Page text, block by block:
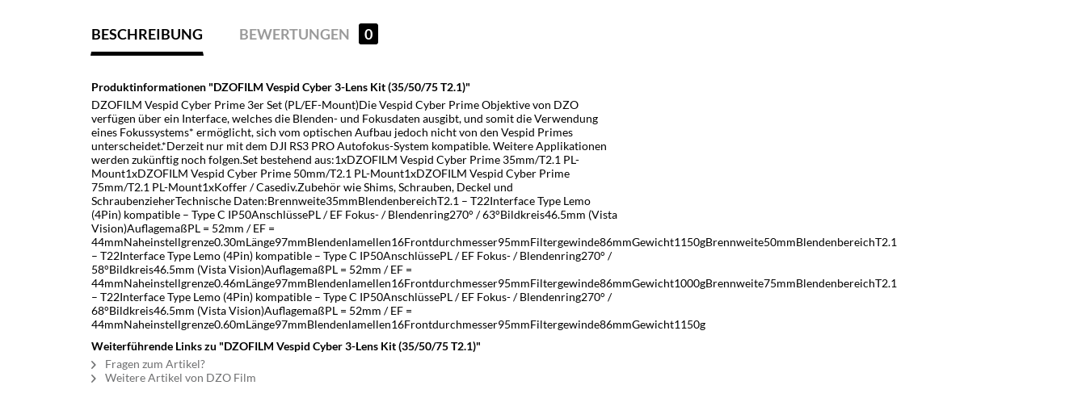
BESCHREIBUNG BEWERTUNGEN 0
Produktinformationen "DZOFILM Vespid Cyber 3-Lens Kit (35/50/75 T2.1)"
DZOFILM Vespid Cyber Prime 3er Set (PL/EF-Mount)Die Vespid Cyber Prime Objektive von DZO
verfügen über ein Interface, welches die Blenden- und Fokusdaten ausgibt, und somit die Verwendung
eines Fokussystems* ermöglicht, sich vom optischen Aufbau jedoch nicht von den Vespid Primes
unterscheidet.*Derzeit nur mit dem DJI RS3 PRO Autofokus-System kompatible. Weitere Applikationen
werden zukünftig noch folgen.Set bestehend aus:1xDZOFILM Vespid Cyber Prime 35mm/T2.1 PL-
Mount1xDZOFILM Vespid Cyber Prime 50mm/T2.1 PL-Mount1xDZOFILM Vespid Cyber Prime
75mm/T2.1 PL-Mount1xKoffer / Casediv.Zubehör wie Shims, Schrauben, Deckel und
SchraubenzieherTechnische Daten:Brennweite35mmBlendenbereichT2.1 – T22Interface Type Lemo
(4Pin) kompatible – Type C IP50AnschlüssePL / EF Fokus- / Blendenring270° / 63°Bildkreis46.5mm (Vista
Vision)AuflagemaßPL = 52mm / EF =
44mmNaheinstellgrenze0.30mLänge97mmBlendenlamellen16Frontdurchmesser95mmFiltergewinde86mmGewicht1150gBrennweite50mmBlendenbereichT2.1
– T22Interface Type Lemo (4Pin) kompatible – Type C IP50AnschlüssePL / EF Fokus- / Blendenring270° /
58°Bildkreis46.5mm (Vista Vision)AuflagemaßPL = 52mm / EF =
44mmNaheinstellgrenze0.46mLänge97mmBlendenlamellen16Frontdurchmesser95mmFiltergewinde86mmGewicht1000gBrennweite75mmBlendenbereichT2.1
– T22Interface Type Lemo (4Pin) kompatible – Type C IP50AnschlüssePL / EF Fokus- / Blendenring270° /
68°Bildkreis46.5mm (Vista Vision)AuflagemaßPL = 52mm / EF =
44mmNaheinstellgrenze0.60mLänge97mmBlendenlamellen16Frontdurchmesser95mmFiltergewinde86mmGewicht1150g
Weiterführende Links zu "DZOFILM Vespid Cyber 3-Lens Kit (35/50/75 T2.1)"
Fragen zum Artikel?
Weitere Artikel von DZO Film